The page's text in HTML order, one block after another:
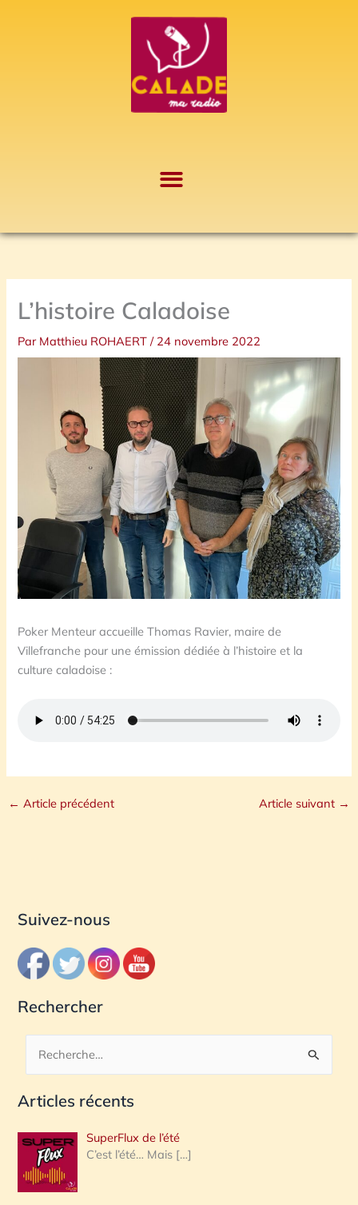
L’histoire Caladoise
Par Matthieu ROHAERT/ 24 novembre 2022
Poker Menteur accueille Thomas Ravier, maire de
Villefranche pour une émission dédiée à l’histoire et la
culture caladoise :
← Article précédent Article suivant →
Suivez-nous
Rechercher
c
e
r
c
Articles récents
SuperFlux de l’été
C’est l’été… Mais […]